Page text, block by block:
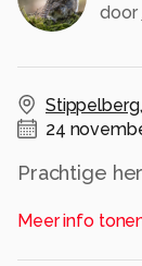
door
Stippelberg,
24
Prachtige
Alle rechten
Meer info